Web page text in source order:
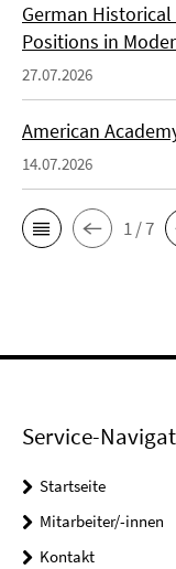
German
Positions in
27.07.2026
American
14.07.2026
1 / 7
Service-
Startseite
Mitarbeiter/-innen
Kontakt